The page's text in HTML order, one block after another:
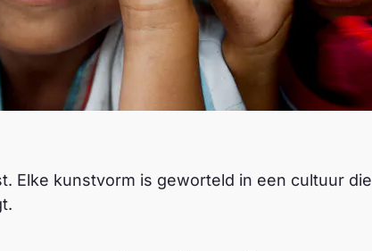
Elke kunstvorm is geworteld in een cultuur die